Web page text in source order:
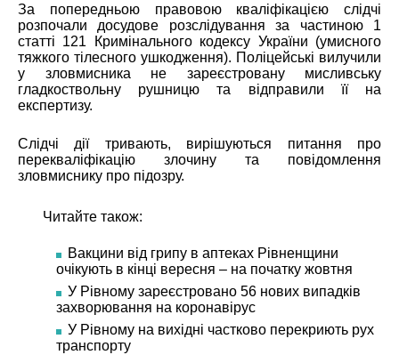
За попередньою правовою кваліфікацією слідчі
розпочали досудове розслідування за частиною 1
статті 121 Кримінального кодексу України (умисного
тяжкого тілесного ушкодження). Поліцейські вилучили
у зловмисника не зареєстровану мисливську
гладкоствольну рушницю та відправили її на
експертизу.
Слідчі дії тривають, вирішуються питання про
перекваліфікацію злочину та повідомлення
зловмиснику про підозру.
Читайте також:
Вакцини від грипу в аптеках Рівненщини
очікують в кінці вересня – на початку жовтня
У Рівному зареєстровано 56 нових випадків
захворювання на коронавірус
У Рівному на вихідні частково перекриють рух
транспорту